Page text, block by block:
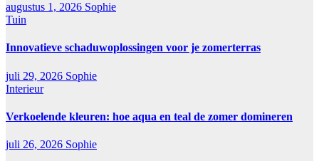
augustus 1, 2026 Sophie
Tuin
Innovatieve schaduwoplossingen voor je zomerterras
juli 29, 2026 Sophie
Interieur
Verkoelende kleuren: hoe aqua en teal de zomer domineren
juli 26, 2026 Sophie